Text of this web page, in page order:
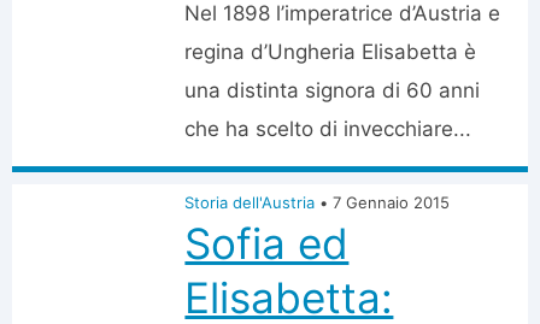
Nel 1898 l’imperatrice d’Austria e
regina d’Ungheria Elisabetta è
una distinta signora di 60 anni
che ha scelto di invecchiare...
Storia dell'Austria • 7 Gennaio 2015
Sofia ed
Elisabetta: